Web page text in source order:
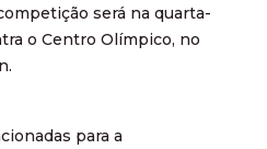
será na quarta-
o Centro Olímpico, no
para a